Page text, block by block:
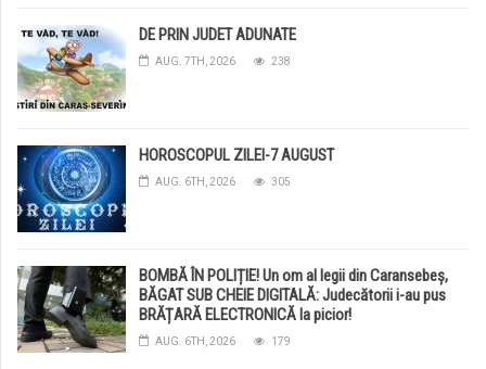
DE PRIN JUDET ADUNATE
AUG. 7TH, 2026 238
HOROSCOPUL ZILEI-7 AUGUST
AUG. 6TH, 2026 305
BOMBĂ ÎN POLIȚIE! Un om al legii din Caransebeș,
BĂGAT SUB CHEIE DIGITALĂ: Judecătorii i-au pus
BRĂȚARĂ ELECTRONICĂ la picior!
AUG. 6TH, 2026 179